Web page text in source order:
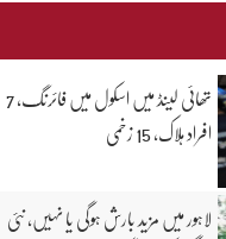
تھائی لینڈ میں اسکول میں فائرنگ، 7
افراد ہلاک، 15 زخمی
لاہور میں مزید بارش ہوگی یا نہیں، نئی